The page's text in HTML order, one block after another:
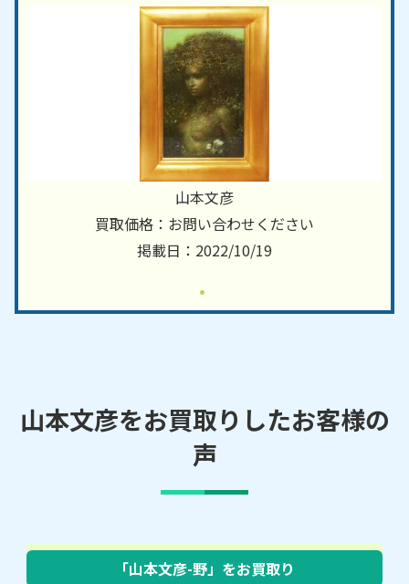
山本文彦
買取価格：お問い合わせください
掲載日：2022/10/19
山本文彦をお買取りしたお客様の
声
「山本文彦-野」 をお買取り